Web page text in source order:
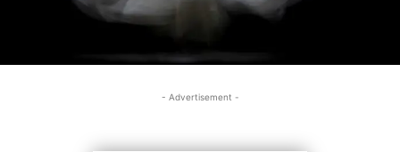
- Advertisement -